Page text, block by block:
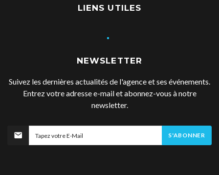
LIENS UTILES
NEWSLETTER
Suivez les dernières actualités de l'agence et ses événements.
Entrez votre adresse e-mail et abonnez-vous à notre
newsletter.
S'ABONNER